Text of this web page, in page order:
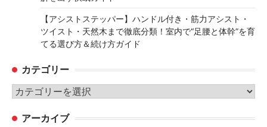
【アシストステッパー】ハンドル付き・筋力アシスト・
ツイスト・天然木まで徹底分類！室内で“足腰と体幹”を育
てる選び方＆続け方ガイド
カテゴリー
カ
ゴ アーカイブ